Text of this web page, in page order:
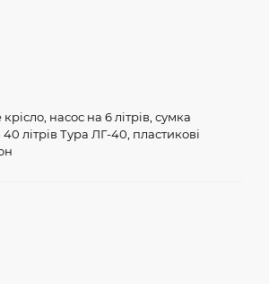
насос на 6 літрів, сумка
літрів Тура ЛГ-40, пластикові